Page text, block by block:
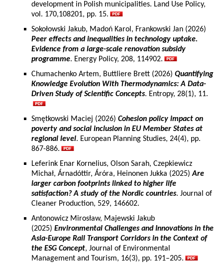
development in Polish municipalities. Land Use Policy,
vol. 170,108201, pp. 15.
Sokołowski Jakub, Madoń Karol, Frankowski Jan (2026)
Peer effects and inequalities in technology uptake.
Evidence from a large-scale renovation subsidy
programme. Energy Policy, 208, 114902.
Chumachenko Artem, Buttliere Brett (2026) Quantifying
Knowledge Evolution With Thermodynamics: A Data-
Driven Study of Scientific Concepts. Entropy, 28(1), 11.
Smętkowski Maciej (2026) Cohesion policy impact on
poverty and social inclusion in EU Member States at
regional level. European Planning Studies, 24(4), pp.
867-886.
Leferink Enar Kornelius, Olson Sarah, Czepkiewicz
Michał, Árnadóttir, Áróra, Heinonen Jukka (2025)Are
larger carbon footprints linked to higher life
satisfaction? A study of the Nordic countries. Journal of
Cleaner Production, 529, 146602.
Antonowicz Mirosław, Majewski Jakub
(2025) Environmental Challenges and Innovations in the
Asia-Europe Rail Transport Corridors in the Context of
the ESG Concept, Journal of Environmental
Management and Tourism, 16(3), pp. 191–205.